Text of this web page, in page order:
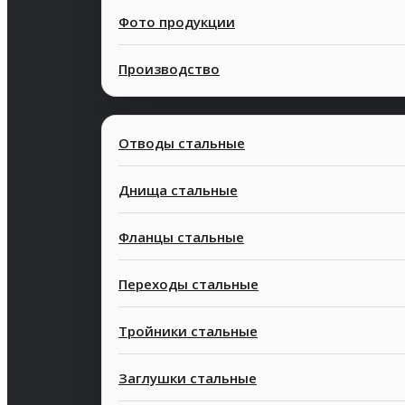
Фото продукции
Производство
Отводы стальные
Днища стальные
Фланцы стальные
Переходы стальные
Тройники стальные
Заглушки стальные